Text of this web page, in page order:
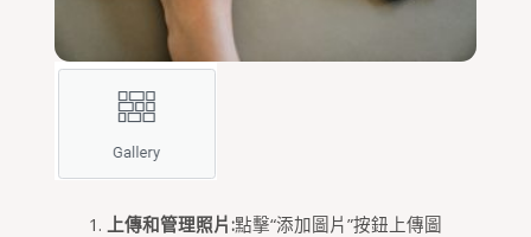
上傳和管理照片:點擊“添加圖片”按鈕上傳圖